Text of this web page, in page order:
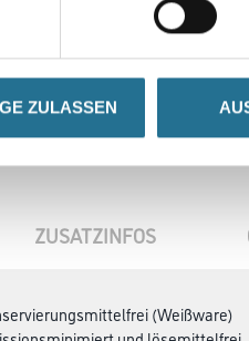
ZULASSEN
ZUSATZINFOS
(Weißware)